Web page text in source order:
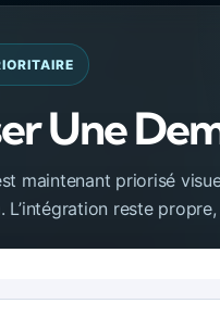
Une
maintenant priorisé
L’intégration reste